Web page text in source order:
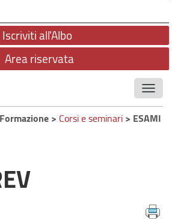
Iscriviti all'Albo
Area riservata
TERRITORIALE
> Corsi e seminari> ESAMI